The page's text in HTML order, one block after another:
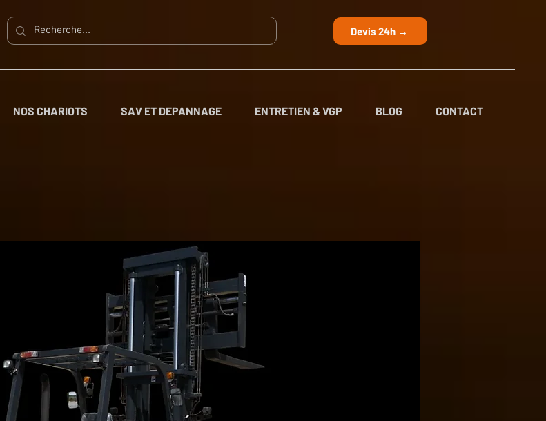
Devis 24h →
NOS CHARIOTS SAV ET DEPANNAGE ENTRETIEN & VGP BLOG CONTACT